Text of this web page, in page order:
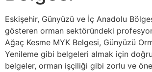
Eskişehir, Günyüzü ve İç Anadolu
gösteren orman sektöründeki
Ağaç Kesme MYK Belgesi, Günyüzü
Yenileme gibi belgeleri almak için
belgeler, orman işçiliği gibi zorlu ve